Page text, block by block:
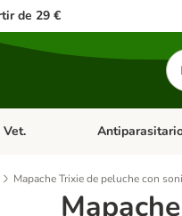
de 29 €
categoria abierto: Gatos
Menú de
Mapache Trixie de peluche con